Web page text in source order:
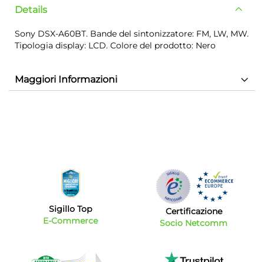
Details
Sony DSX-A60BT. Bande del sintonizzatore: FM, LW, MW.
Tipologia display: LCD. Colore del prodotto: Nero
Maggiori Informazioni
Sigillo Top
E-Commerce
Certificazione
Socio Netcomm